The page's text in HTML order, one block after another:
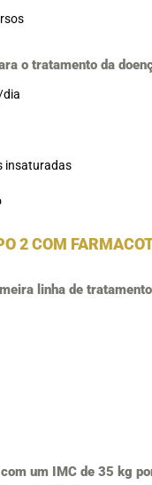
o tratamento da
dia
insaturadas
2 COM
linha de
um IMC de 35 kg